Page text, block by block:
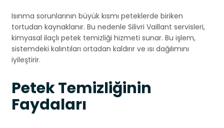
Isınma sorunlarının büyük kısmı peteklerde biriken
tortudan kaynaklanır. Bu nedenle Silivri Vaillant servisleri,
kimyasal ilaçlı petek temizliği hizmeti sunar. Bu işlem,
sistemdeki kalıntıları ortadan kaldırır ve ısı dağılımını
iyileştirir.
Petek Temizliğinin
Faydaları